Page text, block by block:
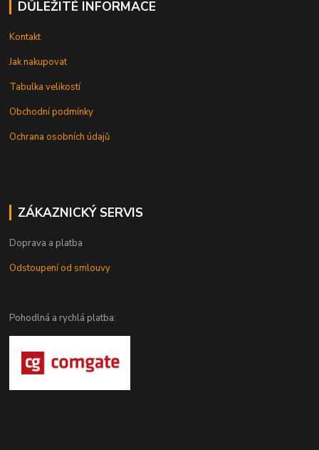
DŮLEŽITÉ INFORMACE
Kontakt
Jak nakupovat
Tabulka velikostí
Obchodní podmínky
Ochrana osobních údajů
ZÁKAZNICKÝ SERVIS
Doprava a platba
Odstoupení od smlouvy
Pohodlná a rychlá platba: